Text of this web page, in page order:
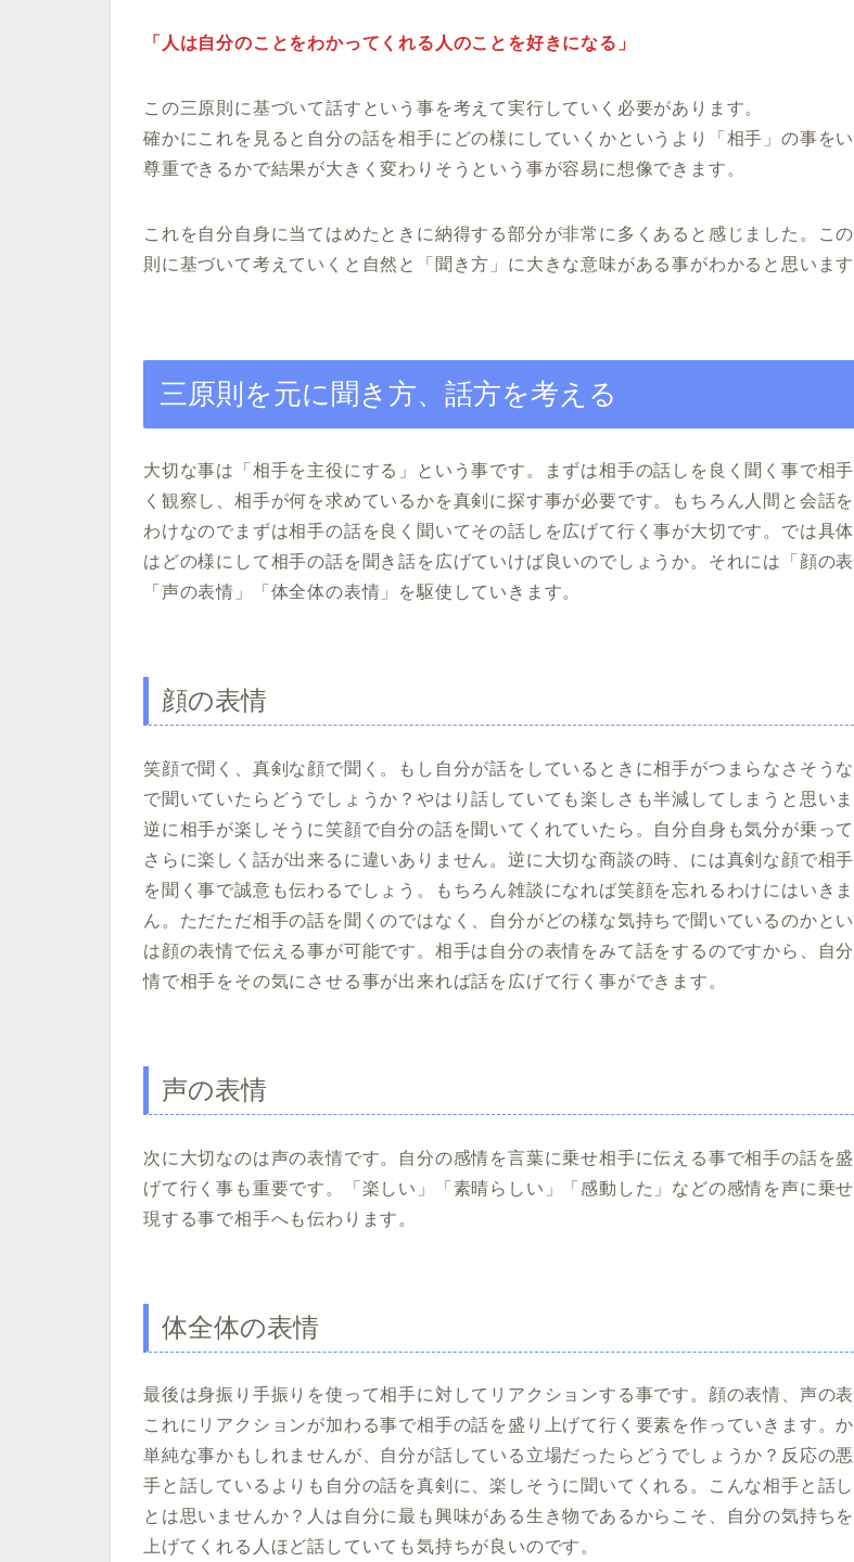
「人は自分のことをわかってくれる人のことを好きになる」
この三原則に基づいて話すという事を考えて実行していく必要があります。
確かにこれを見ると自分の話を相手にどの様にしていくかというより「相手」の事を
尊重できるかで結果が大きく変わりそうという事が容易に想像できます。
これを自分自身に当てはめたときに納得する部分が非常に多くあると感じました。こ
則に基づいて考えていくと自然と「聞き方」に大きな意味がある事がわかると思います
三原則を元に聞き方、話方を考える
大切な事は「相手を主役にする」という事です。まずは相手の話しを良く聞く事で相手
く観察し、相手が何を求めているかを真剣に探す事が必要です。もちろん人間と会話
わけなのでまずは相手の話を良く聞いてその話しを広げて行く事が大切です。では具
はどの様にして相手の話を聞き話を広げていけば良いのでしょうか。それには「顔の表
「声の表情」「体全体の表情」を駆使していきます。
顔の表情
笑顔で聞く、真剣な顔で聞く。もし自分が話をしているときに相手がつまらなさそう
で聞いていたらどうでしょうか？やはり話していても楽しさも半減してしまうと思いま
逆に相手が楽しそうに笑顔で自分の話を聞いてくれていたら。自分自身も気分が乗っ
さらに楽しく話が出来るに違いありません。逆に大切な商談の時、には真剣な顔で相
を聞く事で誠意も伝わるでしょう。もちろん雑談になれば笑顔を忘れるわけにはいき
ん。ただただ相手の話を聞くのではなく、自分がどの様な気持ちで聞いているのかと
は顔の表情で伝える事が可能です。相手は自分の表情をみて話をするのですから、自
情で相手をその気にさせる事が出来れば話を広げて行く事ができます。
声の表情
次に大切なのは声の表情です。自分の感情を言葉に乗せ相手に伝える事で相手の話を
げて行く事も重要です。「楽しい」「素晴らしい」「感動した」などの感情を声に乗
現する事で相手へも伝わります。
体全体の表情
最後は身振り手振りを使って相手に対してリアクションする事です。顔の表情、声の表
これにリアクションが加わる事で相手の話を盛り上げて行く要素を作っていきます。か
単純な事かもしれませんが、自分が話している立場だったらどうでしょうか？反応の
手と話しているよりも自分の話を真剣に、楽しそうに聞いてくれる。こんな相手と話
とは思いませんか？人は自分に最も興味がある生き物であるからこそ、自分の気持ちを
上げてくれる人ほど話していても気持ちが良いのです。